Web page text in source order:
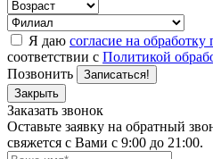
Я даю согласие на
соответствии с Политикой
Позвонить
Записаться!
Закрыть
Заказать звонок
Оставьте заявку на обратный
свяжется с Вами с 9:00 до 21:00.